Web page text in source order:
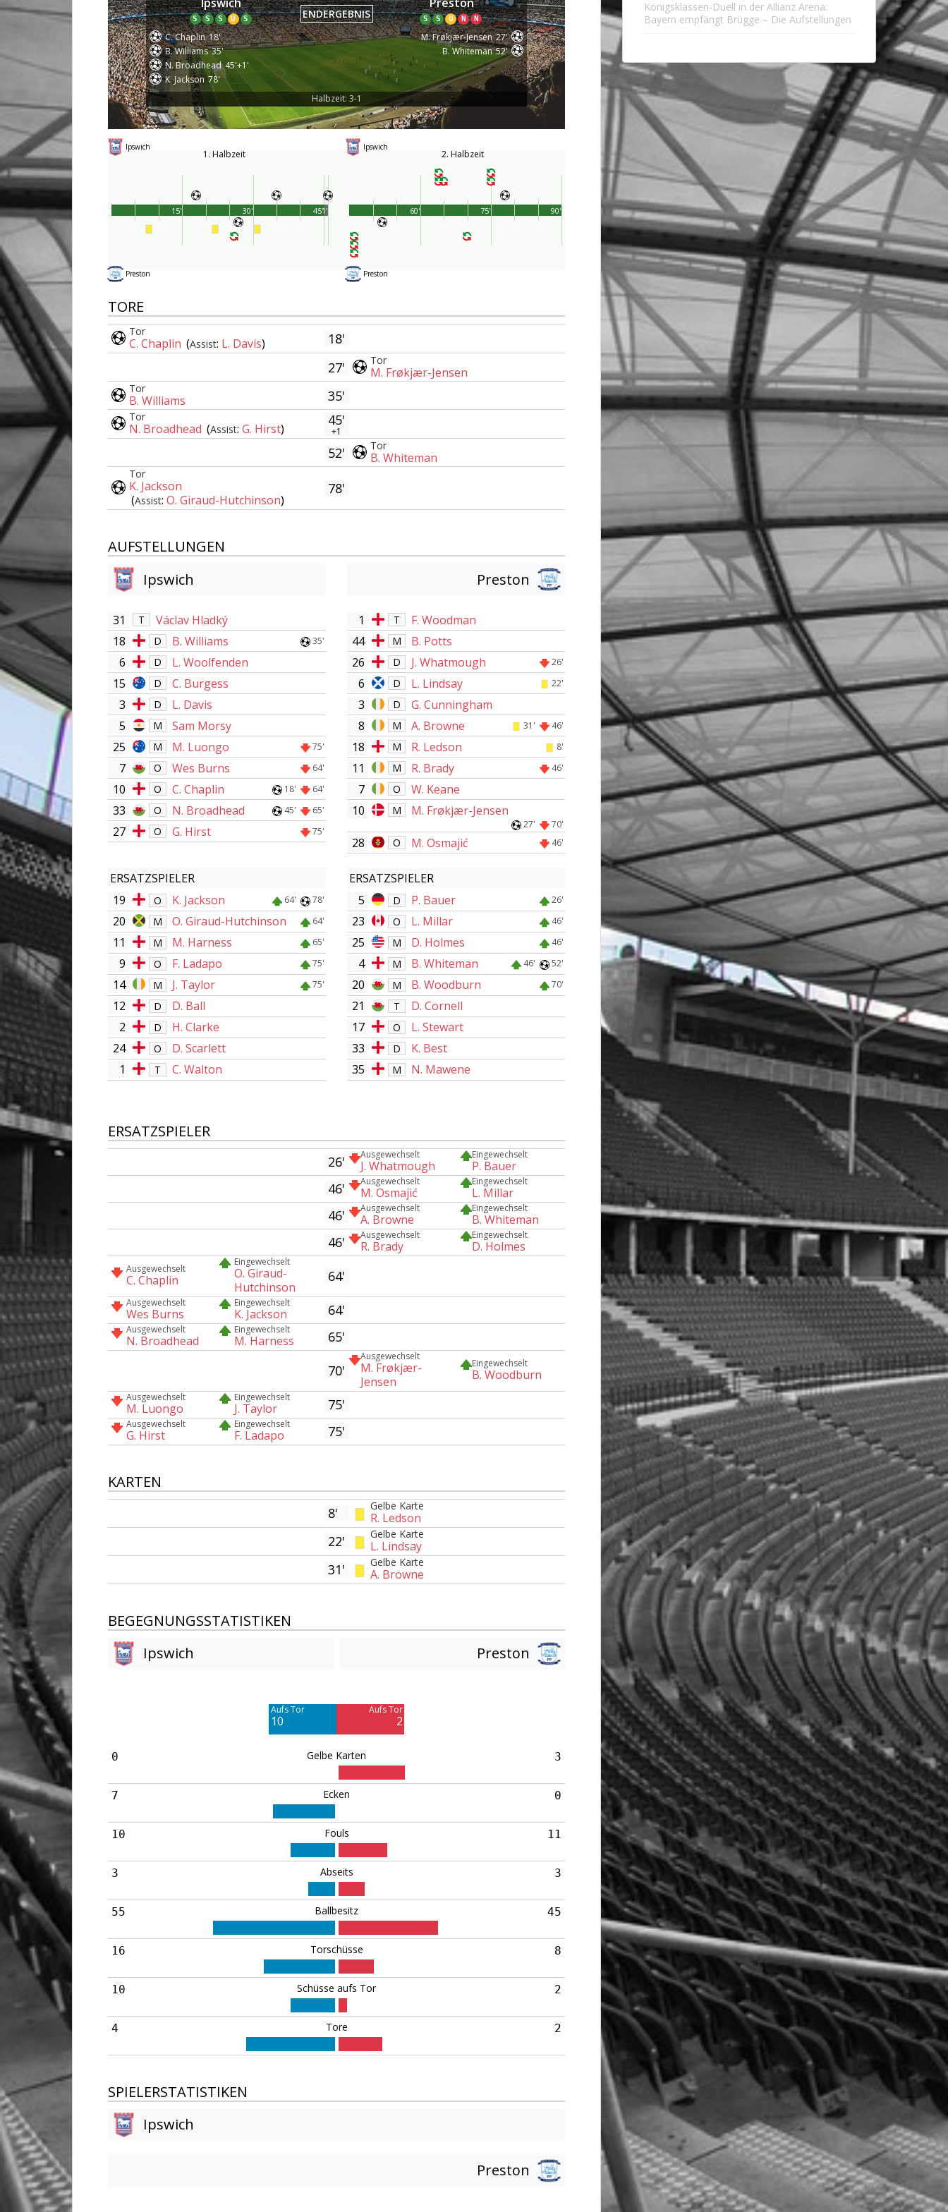
S S S U S ENDERGEBNIS S S U N N
C. Chaplin 18'
B. Williams 35'
N. Broadhead 45'+1'
K. Jackson 78'
M. Frøkjær-Jensen 27'
B. Whiteman 52'
Halbzeit: 3-1
Ipswich
1. Halbzeit
Preston
45'
15' 30' 1'
Ipswich
2. Halbzeit
Preston
90'
60' 75'
TORE
Tor
C. Chaplin (Assist: L. Davis)
18'
27'
Tor
M. Frøkjær-Jensen
Tor
B. Williams 35'
Tor
N. Broadhead (Assist: G. Hirst)
45'
+1
52' Tor
B. Whiteman
Tor
K. Jackson
(Assist: O. Giraud-Hutchinson)
78'
AUFSTELLUNGEN
Ipswich
31 T
Václav Hladký
18
D B. Williams 35'
6 D
L. Woolfenden
15
D
C. Burgess
3
D
L. Davis
5
M
Sam Morsy
25
M M. Luongo 75'
7 O Wes Burns 64'
10 O C. Chaplin 18' 64'
33 O N. Broadhead 45' 65'
27 O G. Hirst 75'
ERSATZSPIELER
19
O K. Jackson 64' 78'
20 M O. Giraud-Hutchinson 64'
11 M M. Harness 65'
9 O F. Ladapo 75'
14 M J. Taylor 75'
12 D
D. Ball
2
D
H. Clarke
24
O
D. Scarlett
1
T C. Walton
Preston
1 T
F. Woodman
44
M
B. Potts
26
D J. Whatmough 26'
6 D L. Lindsay 22'
3 D
G. Cunningham
8
M A. Browne 31' 46'
18 M R. Ledson 8'
11 M R. Brady 46'
7 O
W. Keane
10
M M. Frøkjær-Jensen
27' 70'
28 O M. Osmajić 46'
ERSATZSPIELER
5
D P. Bauer 26'
23 O L. Millar 46'
25 M D. Holmes 46'
4 M B. Whiteman 46' 52'
20 M B. Woodburn 70'
21 T
D. Cornell
17
O
L. Stewart
33
D
K. Best
35
M N. Mawene
ERSATZSPIELER
26' Ausgewechselt
J. Whatmough
Eingewechselt
P. Bauer
46' Ausgewechselt
M. Osmajić
Eingewechselt
L. Millar
46' Ausgewechselt
A. Browne
Eingewechselt
B. Whiteman
46' Ausgewechselt
R. Brady
Eingewechselt
D. Holmes
Ausgewechselt
C. Chaplin
Eingewechselt
O. Giraud-
Hutchinson
64'
Ausgewechselt
Wes Burns
Eingewechselt
K. Jackson 64'
Ausgewechselt
N. Broadhead
Eingewechselt
M. Harness
65'
70'
Ausgewechselt
M. Frøkjær-
Jensen
Eingewechselt
B. Woodburn
Ausgewechselt
M. Luongo
Eingewechselt
J. Taylor 75'
Ausgewechselt
G. Hirst
Eingewechselt
F. Ladapo 75'
KARTEN
8' Gelbe Karte
R. Ledson
22' Gelbe Karte
L. Lindsay
31' Gelbe Karte
A. Browne
BEGEGNUNGSSTATISTIKEN
Ipswich
Preston
Aufs Tor
10
Aufs Tor
2
0 Gelbe Karten 3
7 Ecken 0
10 Fouls 11
3 Abseits 3
55 Ballbesitz 45
16 Torschüsse 8
10 Schüsse aufs Tor 2
4 Tore 2
SPIELERSTATISTIKEN
Ipswich
Preston
Königsklassen-Duell in der Allianz Arena:
Bayern empfängt Brügge – Die Aufstellungen